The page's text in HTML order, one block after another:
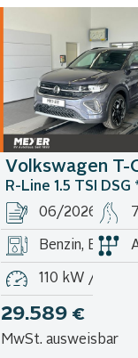
Volkswagen T-
R-Line 1.5 TSI DSG
IQ.LIGHT, ACC,
06/2026
Benzin, Benzin
110 kW / 150 PS
29.589 €
MwSt. ausweisbar